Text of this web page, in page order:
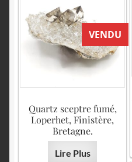
VENDU
Quartz sceptre fumé,
Loperhet, Finistère,
Bretagne.
Lire Plus